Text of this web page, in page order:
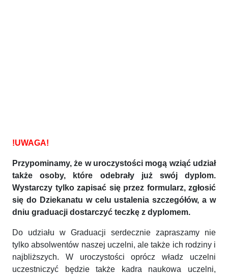
!UWAGA!
Przypominamy, że w uroczystości mogą wziąć udział
także osoby, które odebrały już swój dyplom.
Wystarczy tylko zapisać się przez formularz, zgłosić
się do Dziekanatu w celu ustalenia szczegółów, a w
dniu graduacji dostarczyć teczkę z dyplomem.
Do udziału w Graduacji serdecznie zapraszamy nie
tylko absolwentów naszej uczelni, ale także ich rodziny i
najbliższych. W uroczystości oprócz władz uczelni
uczestniczyć będzie także kadra naukowa uczelni,